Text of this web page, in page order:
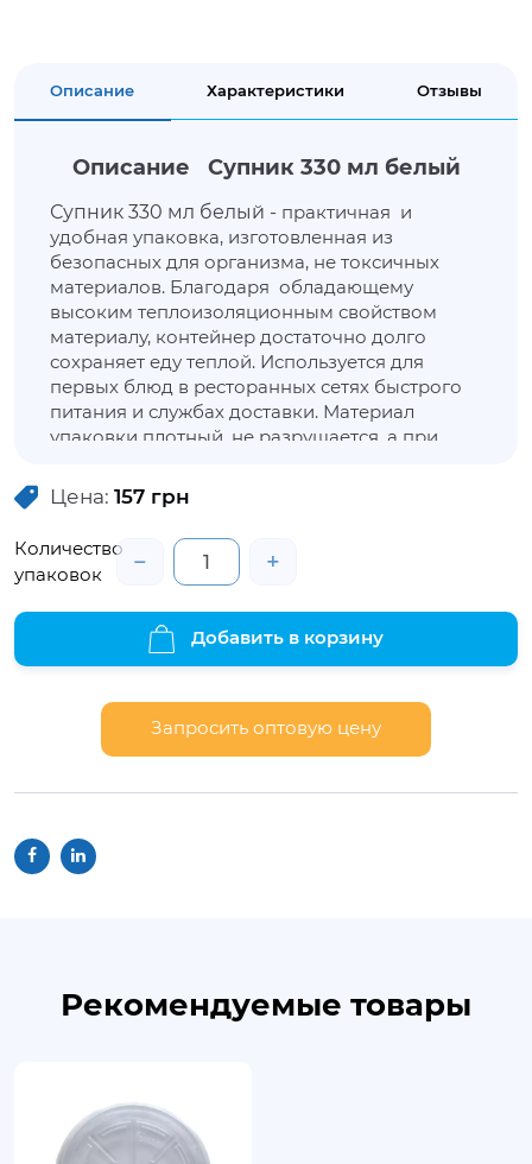
Описание Характеристики Отзывы
Описание Супник 330 мл белый
Супник 330 мл белый - практичная и
удобная упаковка, изготовленная из
безопасных для организма, не токсичных
материалов. Благодаря обладающему
высоким теплоизоляционным свойством
материалу, контейнер достаточно долго
сохраняет еду теплой. Используется для
первых блюд в ресторанных сетях быстрого
питания и службах доставки. Материал
упаковки плотный, не разрушается, а при
доставляет дискомфорта рукам. При
взаимодействии с горячей продукцией не
деформируется и не выделяет запаха.
Цена: 157 грн
Количество
упаковок
− +
Добавить в корзину
Запросить оптовую цену
Рекомендуемые товары